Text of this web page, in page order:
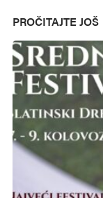
PROČITAJTE JOŠ